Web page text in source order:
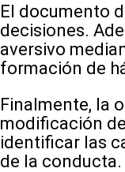
El documento
decisiones.
aversivo
formación de
Finalmente, la
modificación
identificar las
de la conducta.